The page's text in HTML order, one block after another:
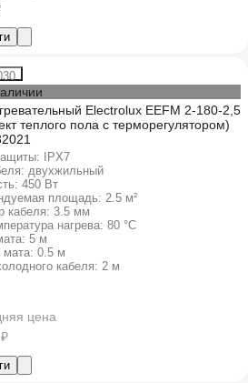
Electrolux EEFM 2-180-2,5
теплого пола c терморегулятором)
IPХ7
двухжильный
450 Вт
площадь: 2.5 м²
кабеля: 3.5 мм
нагрева: 80 °С
5 м
мата: 0.5 м
кабеля: 2 м
цена